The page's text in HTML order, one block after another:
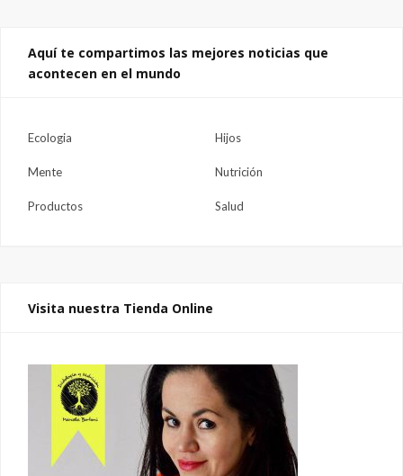
Aquí te compartimos las mejores noticias que
acontecen en el mundo
Ecologia Hijos
Mente Nutrición
Productos Salud
Visita nuestra Tienda Online